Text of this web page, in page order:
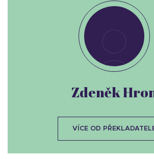
Zdeněk
VÍCE OD